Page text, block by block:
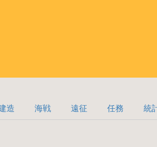
造 海戦 遠征 任務 統